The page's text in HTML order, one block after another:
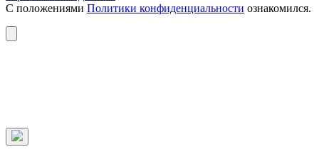
С положениями Политики конфиденциальности ознакомился.